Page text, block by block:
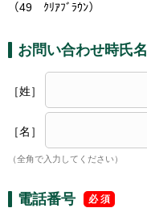
（49 ｸﾘｱﾌﾞﾗｳﾝ）
お問い合わせ時氏名
［姓］
［名］
（全角で入力してください）
電話番号